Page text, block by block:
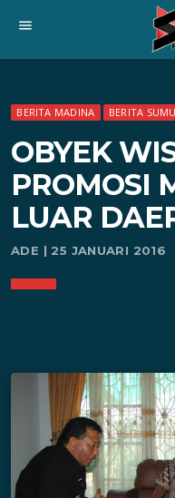
menu
BERITA MADINA BERITA
OBYEK
PROMOSI
LUAR
ADE | 25 JANUARI 2016